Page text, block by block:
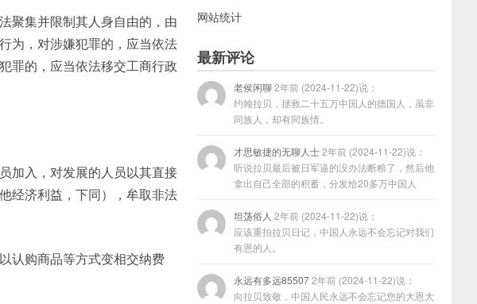
聚集并限制其人身自由的，由
为，对涉嫌犯罪的，应当依法
罪的，应当依法移交工商行政
加入，对发展的人员以其直接
经济利益，下同），牟取非法
认购商品等方式变相交纳费
网站统计
最新评论
老侯闲聊2年前 (2024-11-22)说：
约翰拉贝，拯救二十五万中国人的德国人，虽非
同族人，却有同族情。
才思敏捷的无聊人士2年前 (2024-11-22)说：
听说拉贝最后被日军逼的没办法断粮了，然后他
拿出自己全部的积蓄，分发给20多万中国人
坦荡俗人 2年前 (2024-11-22)说：
应该重拍拉贝日记，中国人永远不会忘记对我们
有恩的人。
永远有多远855072年前 (2024-11-22)说：
向拉贝致敬，中国人民永远不会忘记您的大恩大